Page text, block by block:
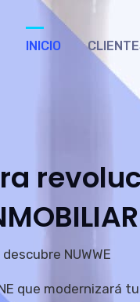
INICIO
NUWWE
que modernizará